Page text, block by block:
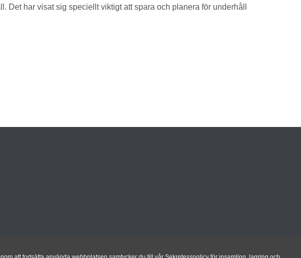
har visat sig speciellt viktigt att spara och planera för underhåll